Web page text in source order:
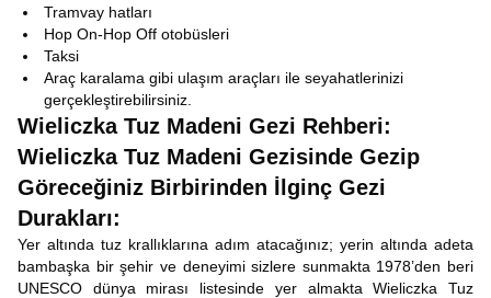
Tramvay hatları
Hop On-Hop Off otobüsleri
Taksi
Araç karalama gibi ulaşım araçları ile seyahatlerinizi
gerçekleştirebilirsiniz.
Wieliczka Tuz Madeni Gezi Rehberi:
Wieliczka Tuz Madeni Gezisinde Gezip
Göreceğiniz Birbirinden İlginç Gezi
Durakları:
Yer altında tuz krallıklarına adım atacağınız; yerin altında adeta
bambaşka bir şehir ve deneyimi sizlere sunmakta 1978’den beri
UNESCO dünya mirası listesinde yer almakta Wieliczka Tuz